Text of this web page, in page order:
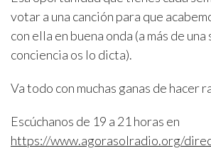
votar a una canción para que
con ella en buena onda (a más de
conciencia os lo dicta).
Va todo con muchas ganas de hacer
Escúchanos de 19 a 21 horas en
https://www.agorasolradio.org/